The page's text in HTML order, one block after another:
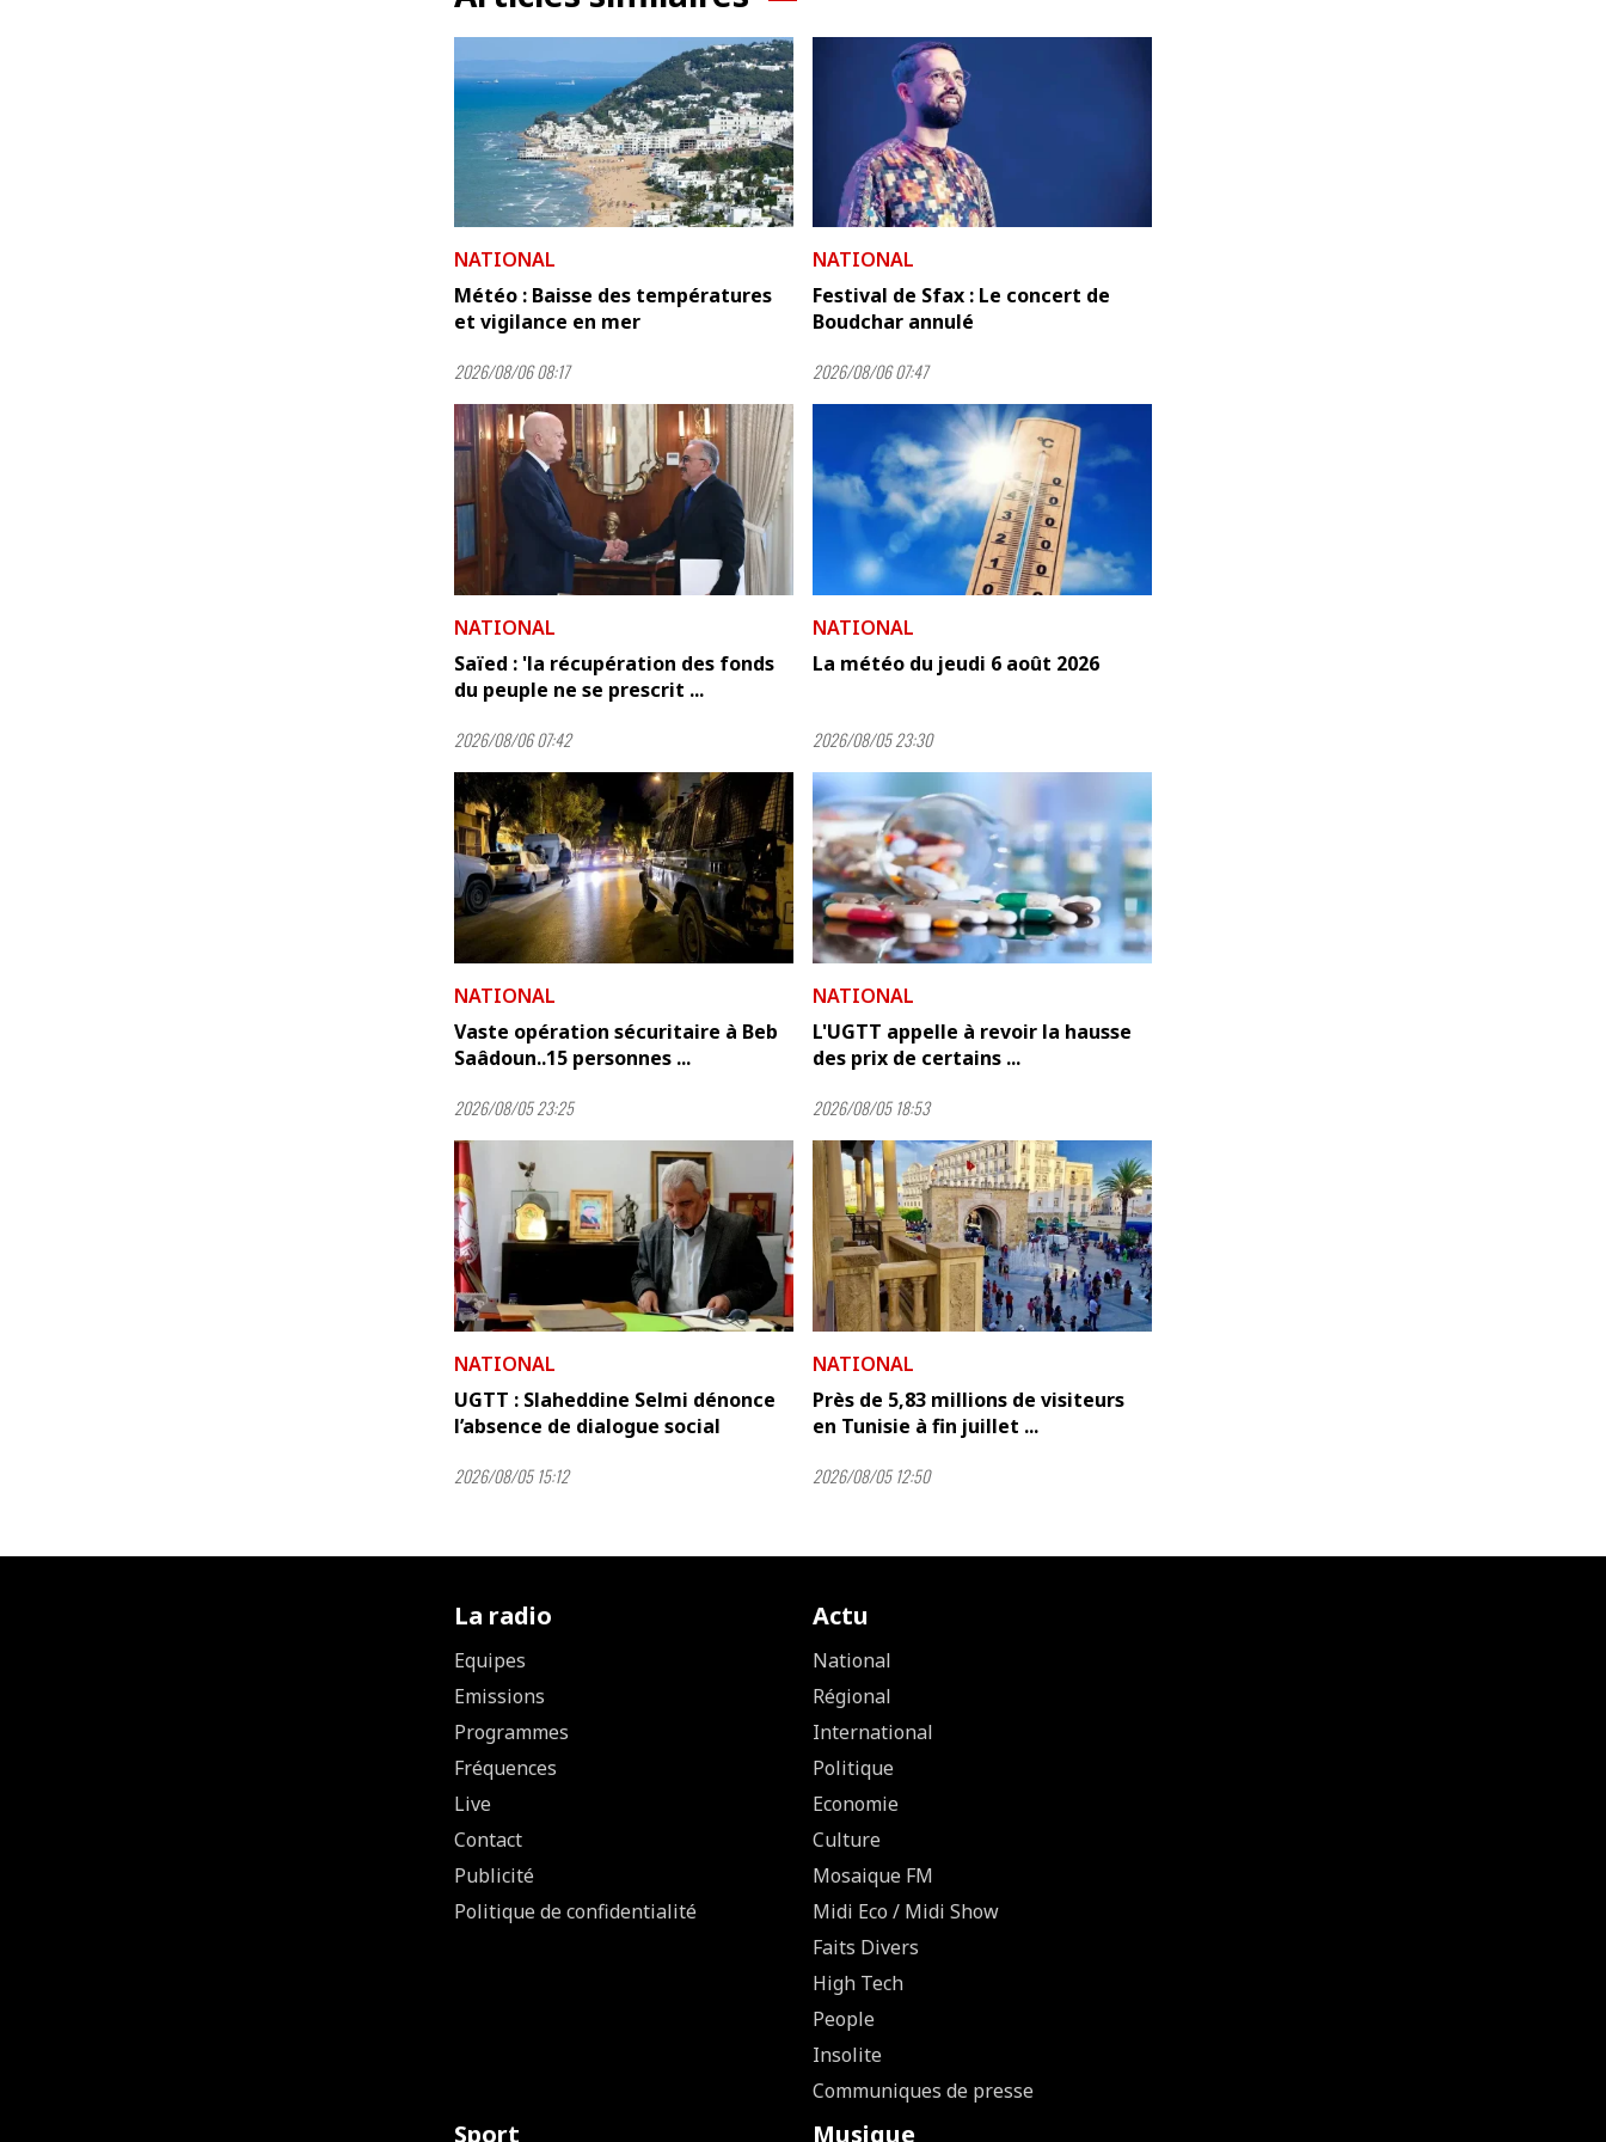
NATIONAL
Météo : Baisse des températures
et vigilance en mer
2026/08/06 08:17
NATIONAL
Festival de Sfax : Le concert de
Boudchar annulé
2026/08/06 07:47
NATIONAL
Saïed : 'la récupération des fonds
du peuple ne se prescrit ...
2026/08/06 07:42
NATIONAL
La météo du jeudi 6 août 2026
2026/08/05 23:30
NATIONAL
Vaste opération sécuritaire à Beb
Saâdoun..15 personnes ...
2026/08/05 23:25
NATIONAL
L'UGTT appelle à revoir la hausse
des prix de certains ...
2026/08/05 18:53
NATIONAL
UGTT : Slaheddine Selmi dénonce
l’absence de dialogue social
2026/08/05 15:12
NATIONAL
Près de 5,83 millions de visiteurs
en Tunisie à fin juillet ...
2026/08/05 12:50
La radio
Equipes
Emissions
Programmes
Fréquences
Live
Contact
Publicité
Politique de confidentialité
Actu
National
Régional
International
Politique
Economie
Culture
Mosaique FM
Midi Eco / Midi Show
Faits Divers
High Tech
People
Insolite
Communiques de presse
Sport Musique